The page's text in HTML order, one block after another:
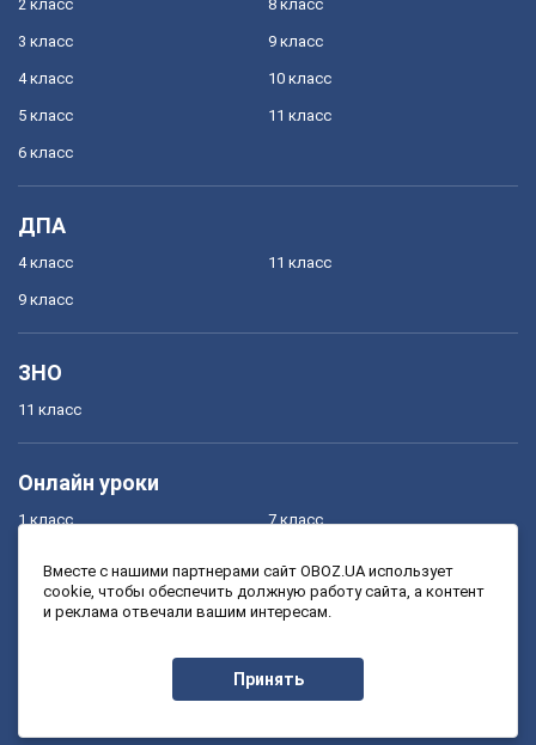
2 класс
3 класс
4 класс
5 класс
6 класс
8 класс
9 класс
10 класс
11 класс
ДПА
4 класс
9 класс
11 класс
ЗНО
11 класс
Онлайн уроки
1 класс
3 класс
7 класс
9 класс
Вместе с нашими партнерами сайт OBOZ.UA использует
cookie, чтобы обеспечить должную работу сайта, а контент
и реклама отвечали вашим интересам.
Принять